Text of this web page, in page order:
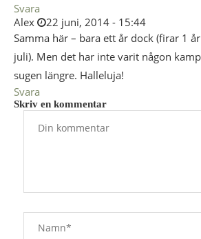
Svara
Alex
22 juni, 2014 - 15:44
Samma här – bara ett år dock (firar 1
juli). Men det har inte varit någon
sugen längre. Halleluja!
Svara
Skriv en kommentar